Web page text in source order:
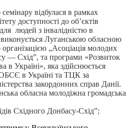
відбулася в рамках
доступності до об’єктів
людей з інвалідністю в
Луганською обласною
„Асоціація молодих
— Схід”, та програми «Розвиток
в Україні», яка здійснюється
в Україні та ТЦК за
закордонних справ Данії.
обласна молодіжна громадська
Східного Донбасу-Схід”;